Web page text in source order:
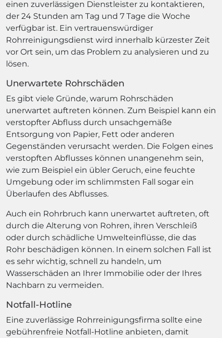
einen zuverlässigen Dienstleister zu kontaktieren,
der 24 Stunden am Tag und 7 Tage die Woche
verfügbar ist. Ein vertrauenswürdiger
Rohrreinigungsdienst wird innerhalb kürzester Zeit
vor Ort sein, um das Problem zu analysieren und zu
lösen.
Unerwartete Rohrschäden
Es gibt viele Gründe, warum Rohrschäden
unerwartet auftreten können. Zum Beispiel kann ein
verstopfter Abfluss durch unsachgemäße
Entsorgung von Papier, Fett oder anderen
Gegenständen verursacht werden. Die Folgen eines
verstopften Abflusses können unangenehm sein,
wie zum Beispiel ein übler Geruch, eine feuchte
Umgebung oder im schlimmsten Fall sogar ein
Überlaufen des Abflusses.
Auch ein Rohrbruch kann unerwartet auftreten, oft
durch die Alterung von Rohren, ihren Verschleiß
oder durch schädliche Umwelteinflüsse, die das
Rohr beschädigen können. In einem solchen Fall ist
es sehr wichtig, schnell zu handeln, um
Wasserschäden an Ihrer Immobilie oder der Ihres
Nachbarn zu vermeiden.
Notfall-Hotline
Eine zuverlässige Rohrreinigungsfirma sollte eine
gebührenfreie Notfall-Hotline anbieten, damit